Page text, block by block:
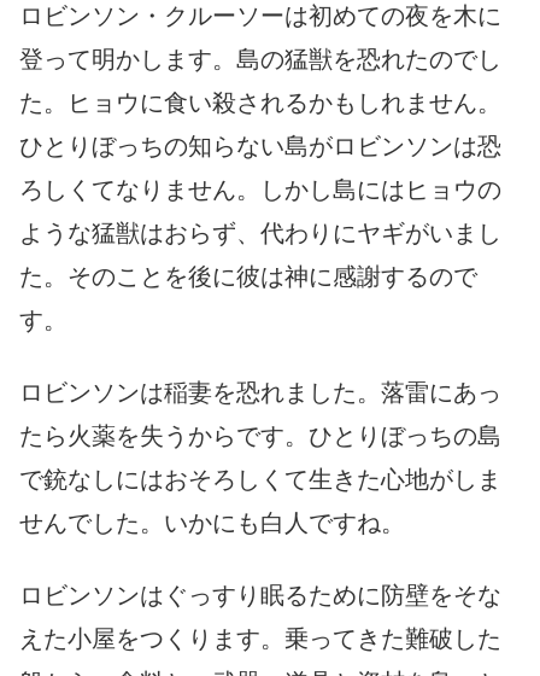
ロビンソン・クルーソーは初めての夜を木に
登って明かします。島の猛獣を恐れたのでし
た。ヒョウに食い殺されるかもしれません。
ひとりぼっちの知らない島がロビンソンは恐
ろしくてなりません。しかし島にはヒョウの
ような猛獣はおらず、代わりにヤギがいまし
た。そのことを後に彼は神に感謝するので
す。
ロビンソンは稲妻を恐れました。落雷にあっ
たら火薬を失うからです。ひとりぼっちの島
で銃なしにはおそろしくて生きた心地がしま
せんでした。いかにも白人ですね。
ロビンソンはぐっすり眠るために防壁をそな
えた小屋をつくります。乗ってきた難破した